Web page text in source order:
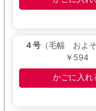
４号（毛幅 およそ
￥594